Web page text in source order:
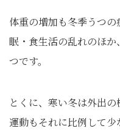
体重の増加も冬季うつ
眠・食生活の乱れのほ
つです。
とくに、寒い冬は外出
運動もそれに比例して